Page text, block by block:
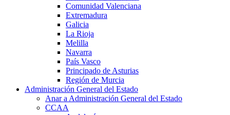
Comunidad Valenciana
Extremadura
Galicia
La Rioja
Melilla
Navarra
País Vasco
Principado de Asturias
Región de Murcia
Administración General del Estado
Anar a Administración General del Estado
CCAA